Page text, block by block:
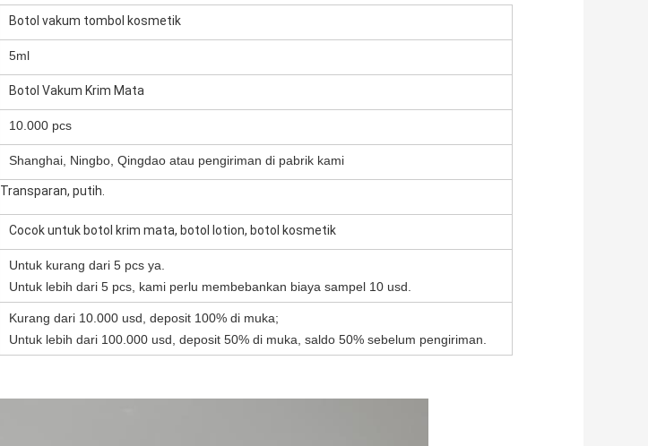
Botol vakum tombol kosmetik
5ml
Botol Vakum Krim Mata
10.000 pcs
Shanghai, Ningbo, Qingdao atau pengiriman di pabrik kami
Transparan, putih.
Cocok untuk botol krim mata, botol lotion, botol kosmetik
Untuk kurang dari 5 pcs ya.
Untuk lebih dari 5 pcs, kami perlu membebankan biaya sampel 10 usd.
Kurang dari 10.000 usd, deposit 100% di muka;
Untuk lebih dari 100.000 usd, deposit 50% di muka, saldo 50% sebelum pengiriman.